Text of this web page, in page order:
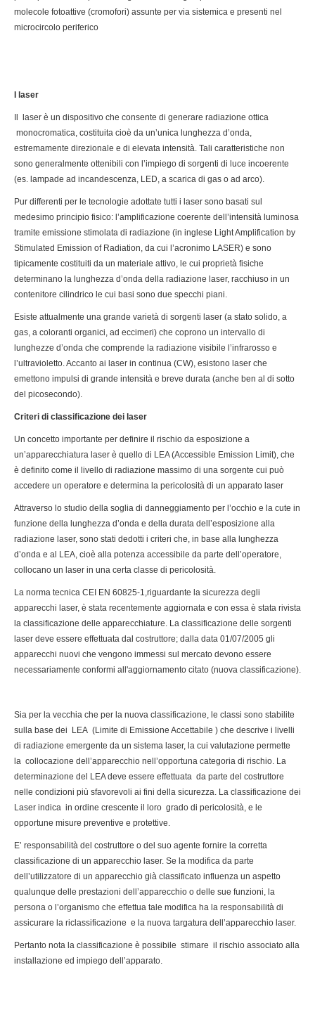
molecole fotoattive (cromofori) assunte per via sistemica e presenti nel
microcircolo periferico
I laser
Il laser è un dispositivo che consente di generare radiazione ottica
monocromatica, costituita cioè da un’unica lunghezza d’onda,
estremamente direzionale e di elevata intensità. Tali caratteristiche non
sono generalmente ottenibili con l’impiego di sorgenti di luce incoerente
(es. lampade ad incandescenza, LED, a scarica di gas o ad arco).
Pur differenti per le tecnologie adottate tutti i laser sono basati sul
medesimo principio fisico: l’amplificazione coerente dell’intensità luminosa
tramite emissione stimolata di radiazione (in inglese Light Amplification by
Stimulated Emission of Radiation, da cui l’acronimo LASER) e sono
tipicamente costituiti da un materiale attivo, le cui proprietà fisiche
determinano la lunghezza d’onda della radiazione laser, racchiuso in un
contenitore cilindrico le cui basi sono due specchi piani.
Esiste attualmente una grande varietà di sorgenti laser (a stato solido, a
gas, a coloranti organici, ad eccimeri) che coprono un intervallo di
lunghezze d’onda che comprende la radiazione visibile l’infrarosso e
l’ultravioletto. Accanto ai laser in continua (CW), esistono laser che
emettono impulsi di grande intensità e breve durata (anche ben al di sotto
del picosecondo).
Criteri di classificazione dei laser
Un concetto importante per definire il rischio da esposizione a
un’apparecchiatura laser è quello di LEA (Accessible Emission Limit), che
è definito come il livello di radiazione massimo di una sorgente cui può
accedere un operatore e determina la pericolosità di un apparato laser
Attraverso lo studio della soglia di danneggiamento per l’occhio e la cute in
funzione della lunghezza d’onda e della durata dell’esposizione alla
radiazione laser, sono stati dedotti i criteri che, in base alla lunghezza
d’onda e al LEA, cioè alla potenza accessibile da parte dell’operatore,
collocano un laser in una certa classe di pericolosità.
La norma tecnica CEI EN 60825-1,riguardante la sicurezza degli
apparecchi laser, è stata recentemente aggiornata e con essa è stata rivista
la classificazione delle apparecchiature. La classificazione delle sorgenti
laser deve essere effettuata dal costruttore; dalla data 01/07/2005 gli
apparecchi nuovi che vengono immessi sul mercato devono essere
necessariamente conformi all'aggiornamento citato (nuova classificazione).
Sia per la vecchia che per la nuova classificazione, le classi sono stabilite
sulla base dei LEA (Limite di Emissione Accettabile ) che descrive i livelli
di radiazione emergente da un sistema laser, la cui valutazione permette
la collocazione dell’apparecchio nell’opportuna categoria di rischio. La
determinazione del LEA deve essere effettuata da parte del costruttore
nelle condizioni più sfavorevoli ai fini della sicurezza. La classificazione dei
Laser indica in ordine crescente il loro grado di pericolosità, e le
opportune misure preventive e protettive.
E’ responsabilità del costruttore o del suo agente fornire la corretta
classificazione di un apparecchio laser. Se la modifica da parte
dell’utilizzatore di un apparecchio già classificato influenza un aspetto
qualunque delle prestazioni dell’apparecchio o delle sue funzioni, la
persona o l’organismo che effettua tale modifica ha la responsabilità di
assicurare la riclassificazione e la nuova targatura dell’apparecchio laser.
Pertanto nota la classificazione è possibile stimare il rischio associato alla
installazione ed impiego dell’apparato.